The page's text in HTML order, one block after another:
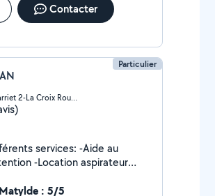
Contacter
Particulier
Lormont (Cite Carriet 2-La Croix Rouge)
-Location aspirateur
profondeur : - Tapis /
: 5/5